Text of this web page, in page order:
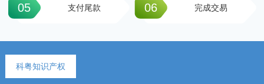
05 支付尾款 06 完成交易
科粤知识产权